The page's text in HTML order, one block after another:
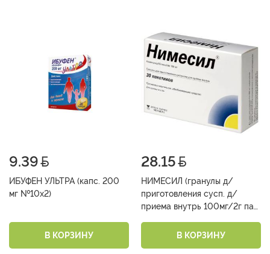
9.39
ИБУФЕН УЛЬТРА (капс. 200
мг №10х2)
В КОРЗИНУ
28.15
НИМЕСИЛ (гранулы д/
приготовления сусп. д/
приема внутрь 100мг/2г пак.
В КОРЗИНУ